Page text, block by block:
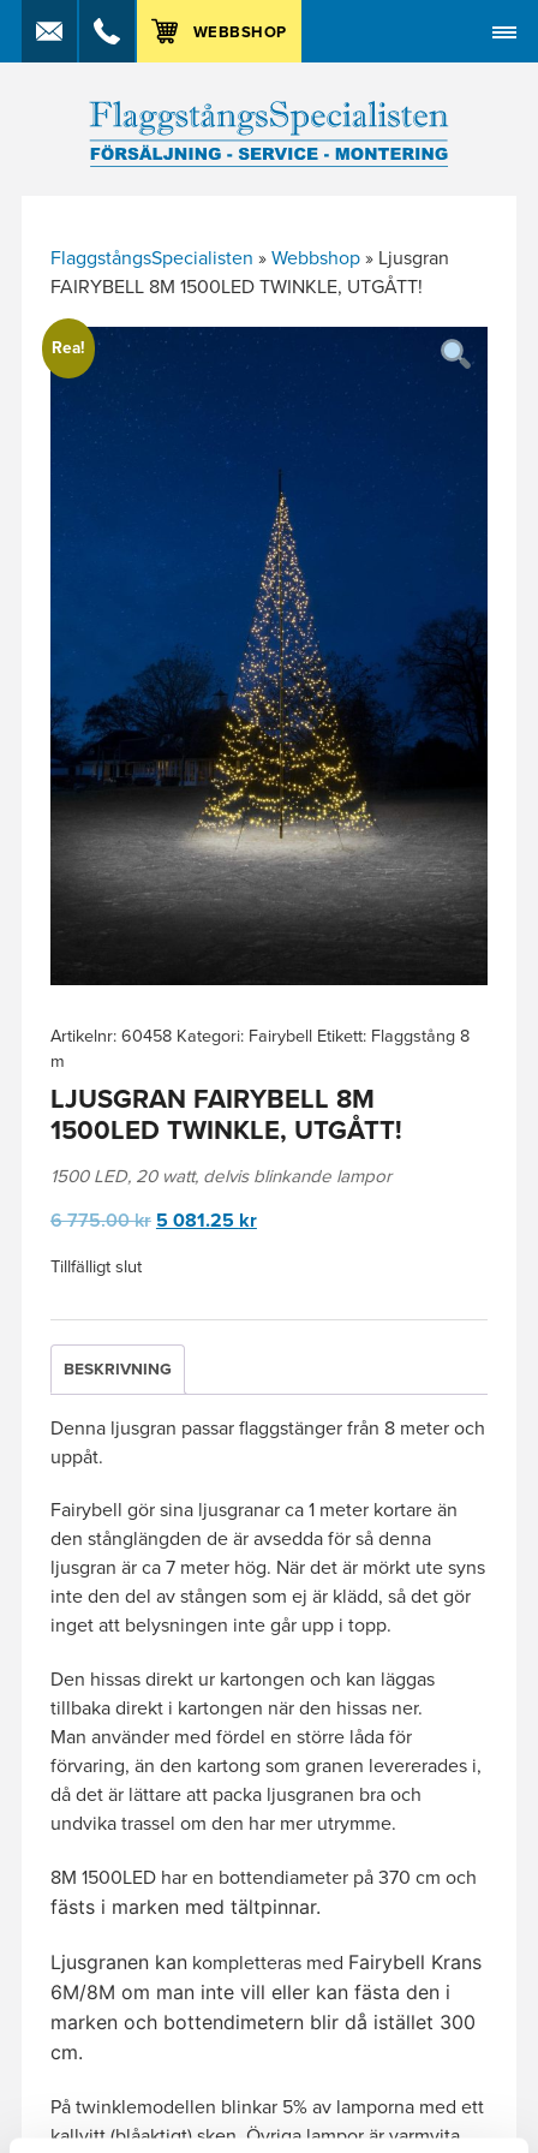
WEBBSHOP
MENY
FlaggstångsSpecialisten » Webbshop» Ljusgran
FAIRYBELL 8M 1500LED TWINKLE, UTGÅTT!
Rea!
Artikelnr: 60458 Kategori: Fairybell Etikett: Flaggstång 8
m
LJUSGRAN FAIRYBELL 8M
1500LED TWINKLE, UTGÅTT!
1500 LED, 20 watt, delvis blinkande lampor
6 775.00kr Det
775.00 kr.
5 081.25 krDet
Tillfälligt slut
BESKRIVNING
Denna ljusgran passar flaggstänger från 8 meter och
uppåt.
Fairybell gör sina ljusgranar ca 1 meter kortare än
den stånglängden de är avsedda för så denna
ljusgran är ca 7 meter hög. När det är mörkt ute syns
inte den del av stången som ej är klädd, så det gör
inget att belysningen inte går upp i topp.
Den hissas direkt ur kartongen och kan läggas
tillbaka direkt i kartongen när den hissas ner.
Man använder med fördel en större låda för
förvaring, än den kartong som granen levererades i,
då det är lättare att packa ljusgranen bra och
undvika trassel om den har mer utrymme.
8M 1500LED har en bottendiameter på 370 cm och
fästs i marken med tältpinnar.
Ljusgranen kankompletteras med Fairybell Krans
6M/8M om man inte vill eller kan fästa den i
marken och bottendimetern blir då istället 300
cm.
På twinklemodellen blinkar 5% av lamporna med ett
kallvitt (blåaktigt) sken. Övriga lampor är varmvita.